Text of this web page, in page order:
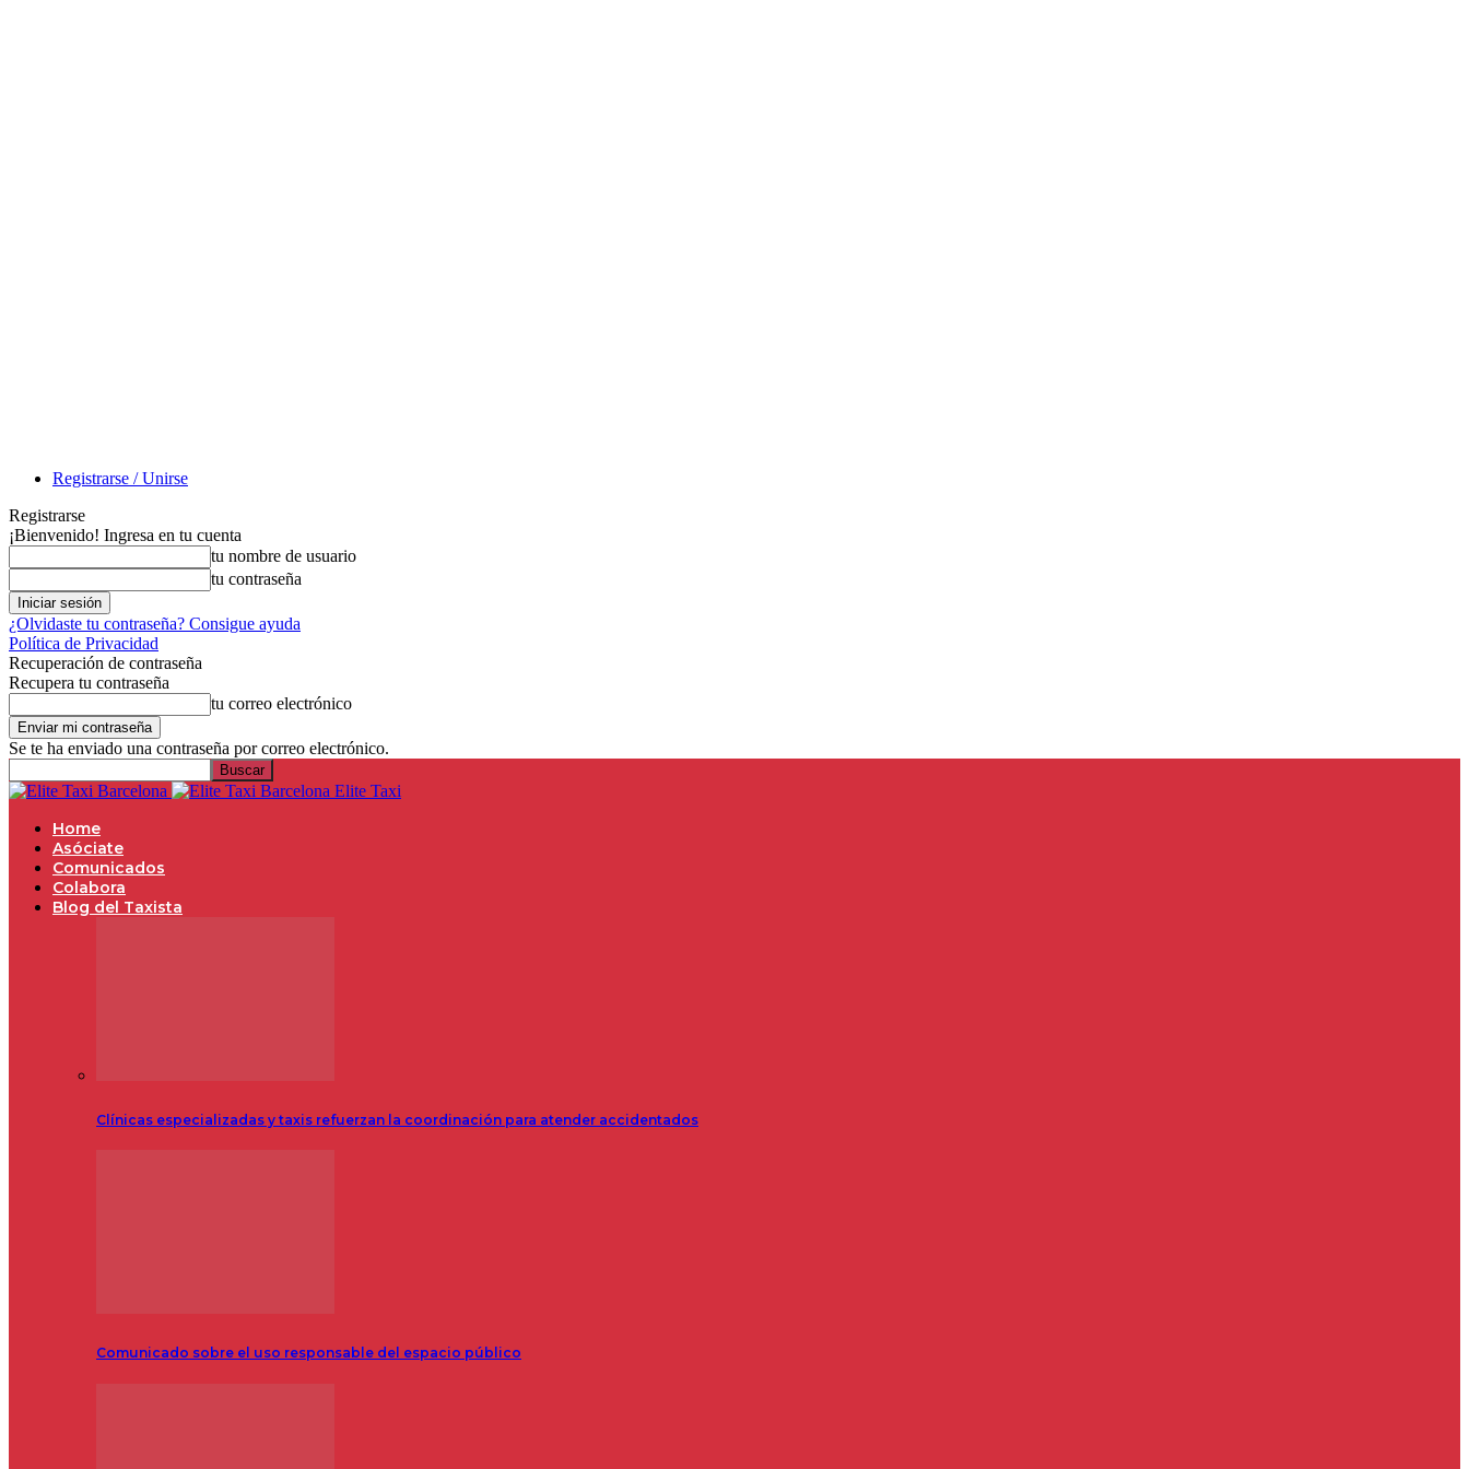
Registrarse / Unirse
Registrarse
¡Bienvenido! Ingresa en tu cuenta
tu nombre de usuario
tu contraseña
¿Olvidaste tu contraseña? Consigue ayuda
Política de Privacidad
Recuperación de contraseña
Recupera tu contraseña
tu correo electrónico
Se te ha enviado una contraseña por correo electrónico.
Elite Taxi
Home
Asóciate
Comunicados
Colabora
Blog del Taxista
Clínicas especializadas y taxis refuerzan la coordinación para atender accidentados
Comunicado sobre el uso responsable del espacio público